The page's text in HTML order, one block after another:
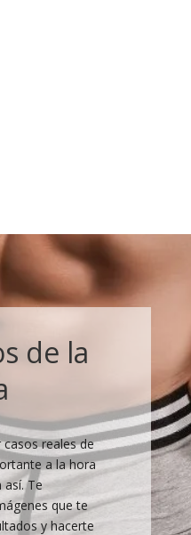
de la
reales de
a la hora
así. Te
que te
y hacerte